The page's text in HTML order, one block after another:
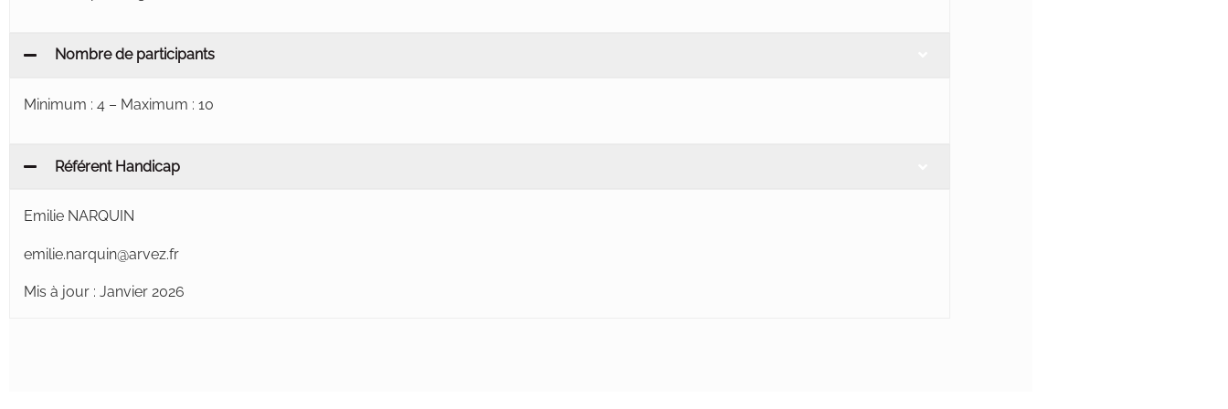
Nombre de participants
Minimum : 4 – Maximum : 10
Référent Handicap
Emilie NARQUIN
emilie.narquin@arvez.fr
Mis à jour : Janvier 2026